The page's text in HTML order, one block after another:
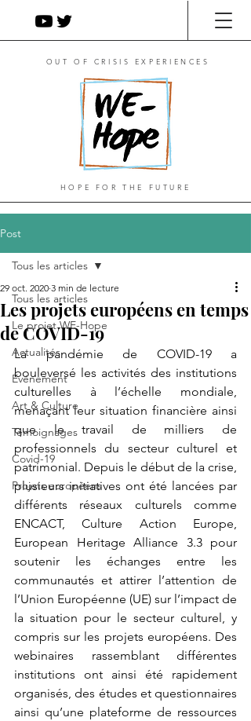
OUT OF CRISIS EXPERIENCES
HOPE FOR THE FUTURE
Post
Tous les articles
Le projet WE-Hope
Actualités
Événement
Art & Culture
Témoignages
Covid-19
Projets européens
Tous les articles
Les projets européens en temps
de COVID-19
29 oct. 2020 3 min de lecture
La pandémie de COVID-19 a
bouleversé les activités des institutions
culturelles à l’échelle mondiale,
menaçant leur situation financière ainsi
que le travail de milliers de
professionnels du secteur culturel et
patrimonial. Depuis le début de la crise,
plusieurs initiatives ont été lancées par
différents réseaux culturels comme
ENCACT, Culture Action Europe,
European Heritage Alliance 3.3 pour
soutenir les échanges entre les
communautés et attirer l’attention de
l’Union Européenne (UE) sur l’impact de
la situation pour le secteur culturel, y
compris sur les projets européens. Des
webinaires rassemblant différentes
institutions ont ainsi été rapidement
organisés, des études et questionnaires
ainsi qu’une plateforme de ressources